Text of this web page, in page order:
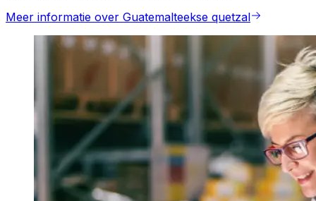
Meer informatie over Guatemalteekse quetzal